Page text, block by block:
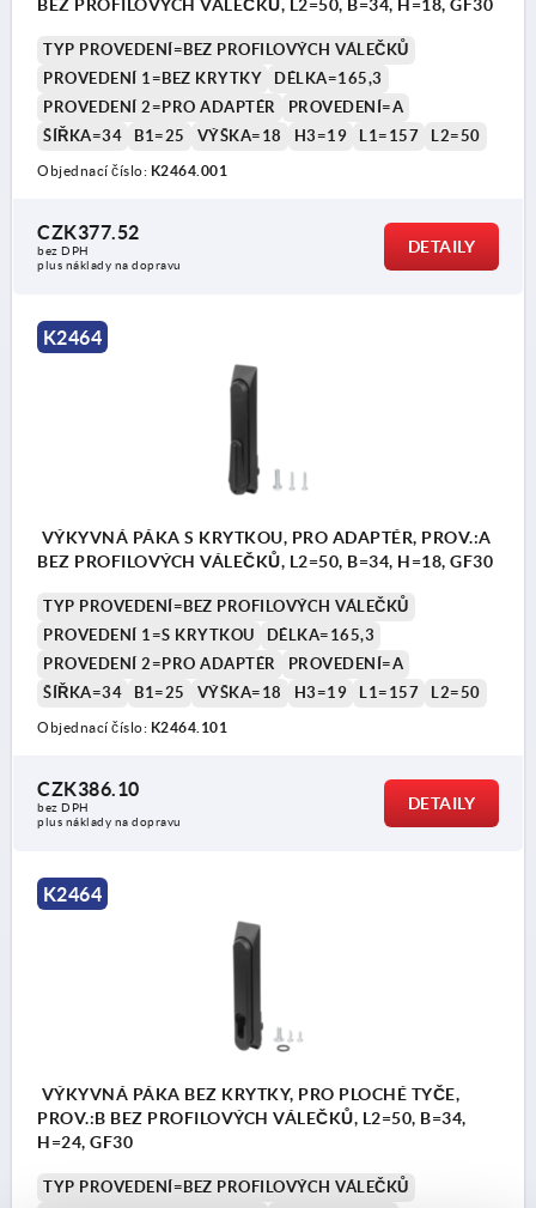
1) Montážní otvory
2) Tloušťka plechu max. 2,5 mm
4) 3bodový uzamykací systém
6) Otočná páka
7) Adaptér pro jazýčky z plastu nebo zinku
K2272
8) Tyčové zámky ze zinku nebo plastu pro ploché
tyče K2279
BEZ PROFILOVÝCH VÁLEČKŮ, L2=50, B=34, H=18, GF30
TYP PROVEDENÍ=BEZ PROFILOVÝCH VÁLEČKŮ
PROVEDENÍ 1=BEZ KRYTKY
DÉLKA=165,3
PROVEDENÍ 2=PRO ADAPTÉR
PROVEDENÍ=A
ŠÍŘKA=34
B1=25 VÝŠKA=18 H3=19 L1=157 L2=50
Objednací číslo: K2464.001
CZK377.52
bez DPH
plus náklady na dopravu
DETAILY
K2464
VÝKYVNÁ PÁKA S KRYTKOU, PRO ADAPTÉR, PROV.:A
BEZ PROFILOVÝCH VÁLEČKŮ, L2=50, B=34, H=18, GF30
TYP PROVEDENÍ=BEZ PROFILOVÝCH VÁLEČKŮ
PROVEDENÍ 1=S KRYTKOU
DÉLKA=165,3
PROVEDENÍ 2=PRO ADAPTÉR
PROVEDENÍ=A
ŠÍŘKA=34
B1=25 VÝŠKA=18 H3=19 L1=157 L2=50
Objednací číslo: K2464.101
CZK386.10
bez DPH
plus náklady na dopravu
DETAILY
K2464
VÝKYVNÁ PÁKA BEZ KRYTKY, PRO PLOCHÉ TYČE,
PROV.:B BEZ PROFILOVÝCH VÁLEČKŮ, L2=50, B=34,
H=24, GF30
TYP PROVEDENÍ=BEZ PROFILOVÝCH VÁLEČKŮ